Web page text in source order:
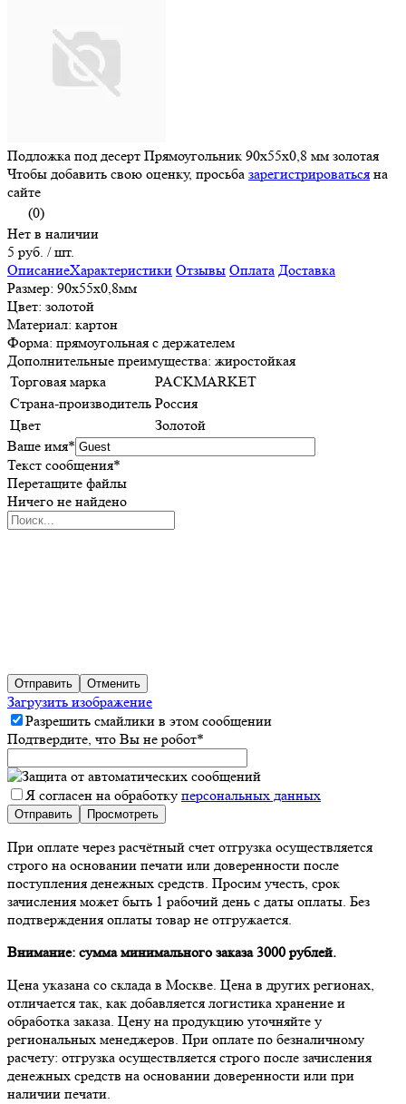
Подложка под десерт Прямоугольник 90х55х0,8 мм золотая
Чтобы добавить свою оценку, просьба зарегистрироваться на
сайте
(0)
Нет в наличии
5 руб. / шт.
ОписаниеХарактеристики Отзывы Оплата Доставка
Размер: 90х55х0,8мм
Цвет: золотой
Материал: картон
Форма: прямоугольная с держателем
Дополнительные преимущества: жиростойкая
Торговая марка
PACKMARKET
Страна-производитель Россия
Цвет
Золотой
Ваше имя*
Текст сообщения*
Перетащите файлы
Ничего не найдено
Отправить Отменить
Загрузить изображение
Разрешить смайлики в этом сообщении
Подтвердите, что Вы не робот*
Я согласен на обработку персональных данных
При оплате через расчётный счет отгрузка осуществляется
строго на основании печати или доверенности после
поступления денежных средств. Просим учесть, срок
зачисления может быть 1 рабочий день с даты оплаты. Без
подтверждения оплаты товар не отгружается.
Внимание: сумма минимального заказа 3000 рублей.
Цена указана со склада в Москве. Цена в других регионах,
отличается так, как добавляется логистика хранение и
обработка заказа. Цену на продукцию уточняйте у
региональных менеджеров. При оплате по безналичному
расчету: отгрузка осуществляется строго после зачисления
денежных средств на основании доверенности или при
наличии печати.